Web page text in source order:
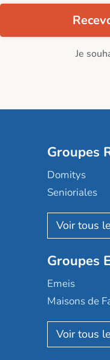
Je
Groupes
Domitys
Senioriales
Nohée
Les
Mobicap
Domusvi
Happy Senior
Aquarelia
Nexity
Groupes
Emeis
Maisons de
Korian
Emera